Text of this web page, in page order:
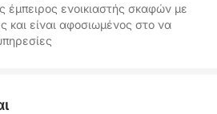
έμπειρος ενοικιαστής σκαφών με
και είναι αφοσιωμένος στο να